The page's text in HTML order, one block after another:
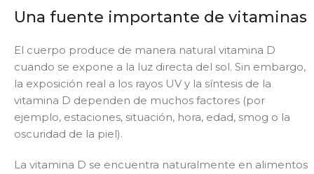
Una fuente importante de vitaminas
El cuerpo produce de manera natural vitamina D
cuando se expone a la luz directa del sol. Sin embargo,
la exposición real a los rayos UV y la síntesis de la
vitamina D dependen de muchos factores (por
ejemplo, estaciones, situación, hora, edad, smog o la
oscuridad de la piel).
La vitamina D se encuentra naturalmente en alimentos